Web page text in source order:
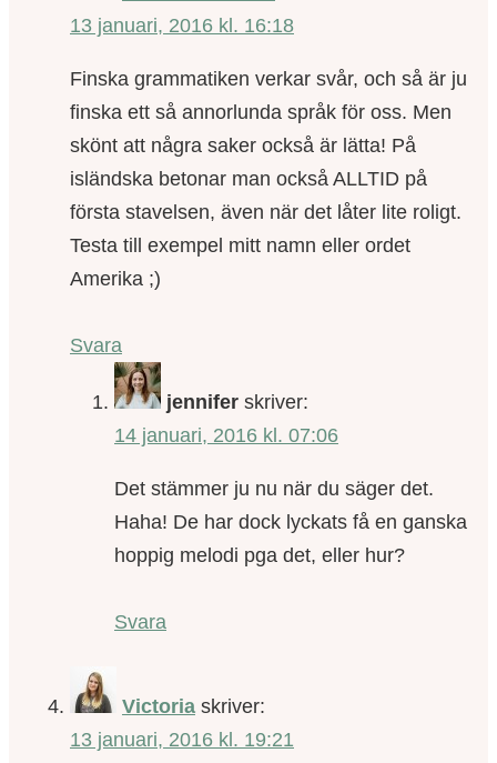
13 januari, 2016 kl. 16:18
Finska grammatiken verkar svår, och så är ju
finska ett så annorlunda språk för oss. Men
skönt att några saker också är lätta! På
isländska betonar man också ALLTID på
första stavelsen, även när det låter lite roligt.
Testa till exempel mitt namn eller ordet
Amerika ;)
Svara
jennifer skriver:
14 januari, 2016 kl. 07:06
Det stämmer ju nu när du säger det.
Haha! De har dock lyckats få en ganska
hoppig melodi pga det, eller hur?
Svara
Victoria skriver:
13 januari, 2016 kl. 19:21